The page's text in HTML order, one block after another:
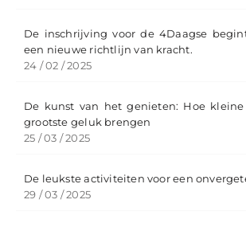
De inschrijving voor de 4Daagse
een nieuwe richtlijn van kracht.
24 / 02 / 2025
De kunst van het genieten: Hoe
grootste geluk brengen
25 / 03 / 2025
De leukste activiteiten voor een
29 / 03 / 2025